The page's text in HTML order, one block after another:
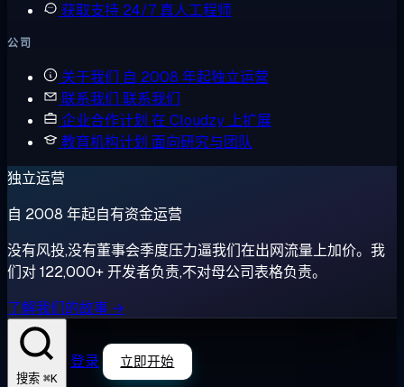
获取支持 24/7 真人工程师
公司
关于我们 自 2008 年起独立运营
联系我们 联系我们
企业合作计划 在 Cloudzy 上扩展
教育机构计划 面向研究与团队
独立运营
自 2008 年起自有资金运营
没有风投,没有董事会季度压力逼我们在出网流量上加价。我
们对 122,000+ 开发者负责,不对母公司表格负责。
了解我们的故事 →
搜索 ⌘K
登录 立即开始